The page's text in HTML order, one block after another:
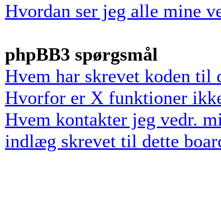
Hvordan ser jeg alle mine
phpBB3 spørgsmål
Hvem har skrevet koden til
Hvorfor er X funktioner
Hvem kontakter jeg vedr.
indlæg skrevet til dette